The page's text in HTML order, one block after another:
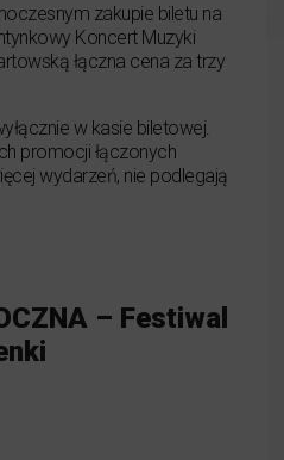
zakupie biletu na
Koncert Muzyki
łączna cena za trzy
w kasie biletowej.
promocji łączonych
wydarzeń, nie podlegają
– Festiwal